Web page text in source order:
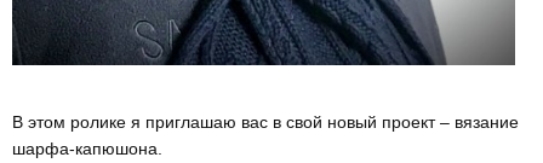
В этом ролике я приглашаю вас в свой новый проект – вязание
шарфа-капюшона.